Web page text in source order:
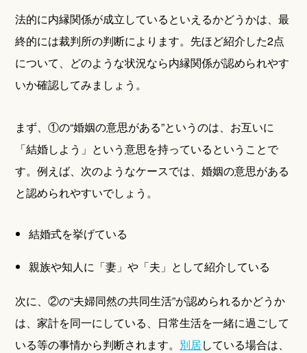
法的に内縁関係が成立しているといえるかどうかは、最
終的には裁判所の判断によります。先ほど紹介した2点
について、どのような状況なら内縁関係が認められやす
いか確認してみましょう。
まず、①の“婚姻の意思がある”というのは、お互いに
「結婚しよう」という意思を持っているということで
す。例えば、次のようなケースでは、婚姻の意思がある
と認められやすいでしょう。
結婚式を挙げている
親族や知人に「妻」や「夫」として紹介している
次に、②の“夫婦同然の共同生活”が認められるかどうか
は、家計を同一にしている、日常生活を一緒に過ごして
いる等の事情から判断されます。 別居している場合は、